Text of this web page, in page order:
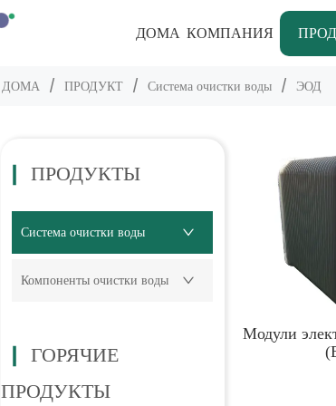
ДОМА КОМПАНИЯ
ДОМА / ПРОДУКТ / Система очистки воды / ЭОД
ПРОДУКТЫ
Система очистки воды
Компоненты очистки воды
ГОРЯЧИЕ
ПРОДУКТЫ
Модули